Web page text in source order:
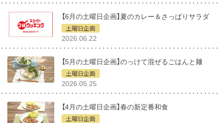
【6月の土曜日企画】夏のカレー＆さっぱりサラダ
土曜日企画
2026.06.22
【5月の土曜日企画】のっけて混ぜるごはんと麺
土曜日企画
2026.05.25
【4月の土曜日企画】春の新定番和食
土曜日企画